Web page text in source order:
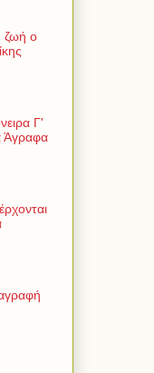
ζωή ο
Γ'
Άγραφα